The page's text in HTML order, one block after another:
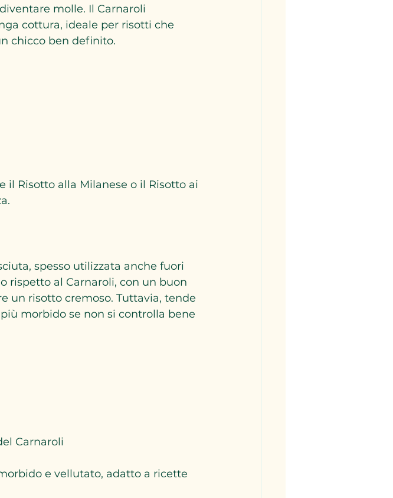
molle. Il Carnaroli
cottura, ideale per risotti che
chicco ben definito.
il Risotto alla Milanese o il Risotto ai
spesso utilizzata anche fuori
rispetto al Carnaroli, con un buon
un risotto cremoso. Tuttavia, tende
morbido se non si controlla bene
Carnaroli
e vellutato, adatto a ricette